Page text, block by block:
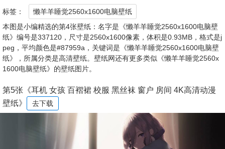
标签：
懒羊羊睡觉2560x1600电脑壁纸
本图是小编精选的第4张壁纸：名字是《懒羊羊睡觉2560x1600电脑壁
纸》编号是337120，尺寸是2560x1600像素，体积是0.93MB，格式是j
peg，平均颜色是#87959a，关键词是《懒羊羊睡觉2560x1600电脑壁
纸》，所属分类是高清壁纸。壁纸网还有更多类似《懒羊羊睡觉2560x
1600电脑壁纸》的壁纸图片。
第5张《耳机 女孩 百褶裙 校服 黑丝袜 窗户 房间 4K高清动漫
壁纸》
去下载